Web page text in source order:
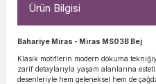
Ürün Bilgisi
Bahariye Miras - Miras MS03B Bej
Klasik motiflerin modern dokuma
zarif detaylarıyla yaşam alanlarına
desenleriyle hem geleneksel hem de